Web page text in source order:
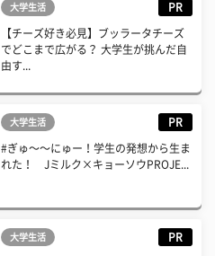
大学生活 PR
【チーズ好き必見】ブッラータチーズ
でどこまで広がる？ 大学生が挑んだ自
由す...
大学生活 PR
#ぎゅ〜〜にゅー！学生の発想から生ま
れた！ Jミルク×キョーソウPROJE...
大学生活 PR